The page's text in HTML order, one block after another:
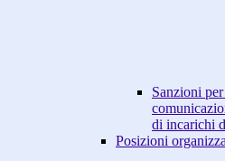
Sanzioni
di incarichi
Posizioni